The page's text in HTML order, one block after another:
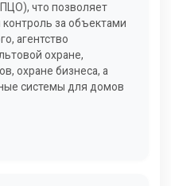
что позволяет
контроль за объектами
агентство
охране,
охране бизнеса, а
системы для домов